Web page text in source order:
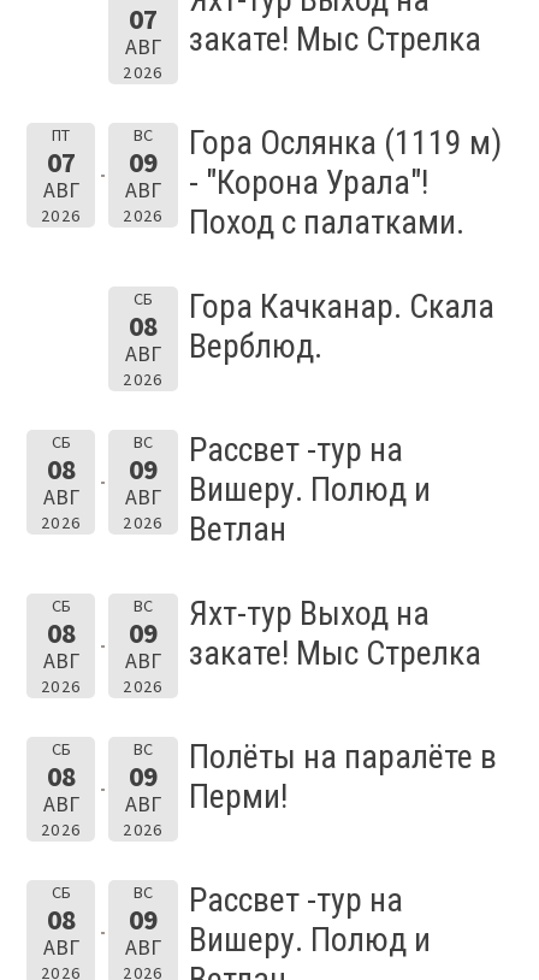
07
АВГ
2026
закате! Мыс Стрелка
ПТ
07
АВГ
2026
ВС
09
АВГ
2026
Гора Ослянка (1119 м)
- "Корона Урала"!
Поход с палатками.
СБ
08
АВГ
2026
Гора Качканар. Скала
Верблюд.
СБ
08
АВГ
2026
ВС
09
АВГ
2026
Рассвет -тур на
Вишеру. Полюд и
Ветлан
СБ
08
АВГ
2026
ВС
09
АВГ
2026
Яхт-тур Выход на
закате! Мыс Стрелка
СБ
08
АВГ
2026
ВС
09
АВГ
2026
Полёты на паралёте в
Перми!
СБ
08
АВГ
2026
ВС
09
АВГ
2026
Рассвет -тур на
Вишеру. Полюд и